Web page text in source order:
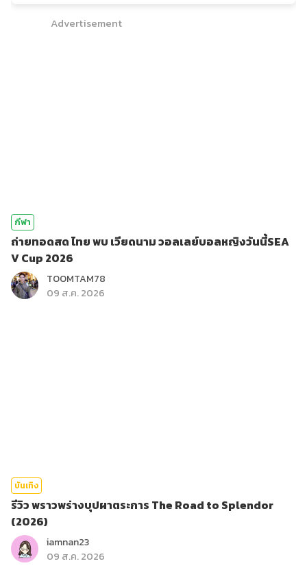
Advertisement
กีฬา
ถ่ายทอดสด ไทย พบ เวียดนาม วอลเลย์บอลหญิงวันนี้SEA
V Cup 2026
TOOMTAM78
09 ส.ค. 2026
บันเทิง
รีวิว พราวพร่างบุปผาตระการ The Road to Splendor
(2026)
iamnan23
09 ส.ค. 2026